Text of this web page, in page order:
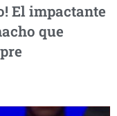
El impactante
que